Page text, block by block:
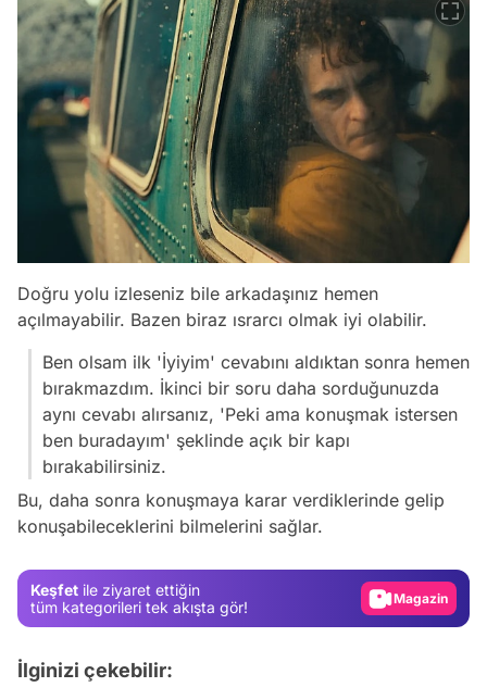
Doğru yolu izleseniz bile arkadaşınız hemen
açılmayabilir. Bazen biraz ısrarcı olmak iyi olabilir.
Ben olsam ilk 'İyiyim' cevabını aldıktan sonra hemen
bırakmazdım. İkinci bir soru daha sorduğunuzda
aynı cevabı alırsanız, 'Peki ama konuşmak istersen
ben buradayım' şeklinde açık bir kapı
bırakabilirsiniz.
Bu, daha sonra konuşmaya karar verdiklerinde gelip
konuşabileceklerini bilmelerini sağlar.
Keşfet ile ziyaret ettiğin
tüm kategorileri tek akışta gör!
Video
İlginizi çekebilir: